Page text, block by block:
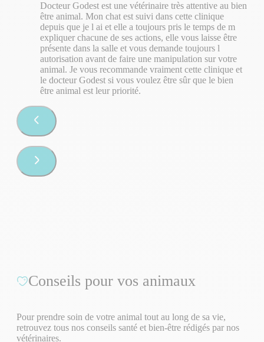
Docteur Godest est une vétérinaire très attentive au bien
être animal. Mon chat est suivi dans cette clinique
depuis que je l ai et elle a toujours pris le temps de m
expliquer chacune de ses actions, elle vous laisse être
présente dans la salle et vous demande toujours l
autorisation avant de faire une manipulation sur votre
animal. Je vous recommande vraiment cette clinique et
le docteur Godest si vous voulez être sûr que le bien
être animal est leur priorité.
Conseils pour vos animaux
Pour prendre soin de votre animal tout au long de sa vie,
retrouvez tous nos conseils santé et bien-être rédigés par nos
vétérinaires.